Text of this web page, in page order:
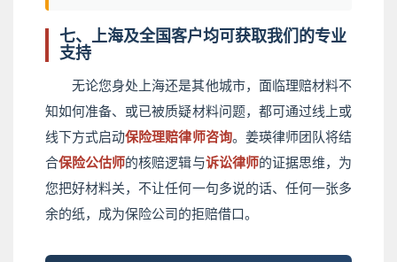
七、上海及全国客户均可获取我们的专业
支持
无论您身处上海还是其他城市，面临理赔材料不
知如何准备、或已被质疑材料问题，都可通过线上或
线下方式启动保险理赔律师咨询。姜瑛律师团队将结
合保险公估师的核赔逻辑与诉讼律师的证据思维，为
您把好材料关，不让任何一句多说的话、任何一张多
余的纸，成为保险公司的拒赔借口。